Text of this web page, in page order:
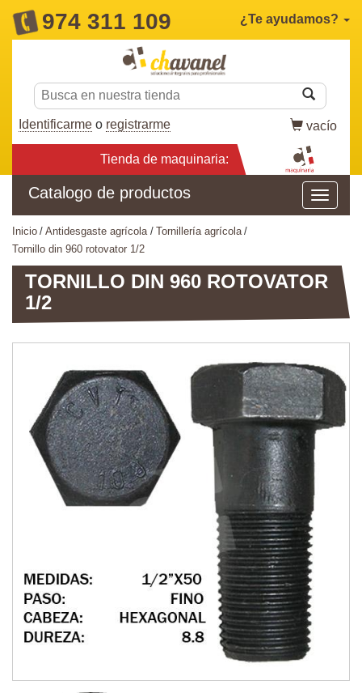
974 311 109 ¿Te ayudamos?
Identificarme o registrarme vacío
Tienda de maquinaria:
Catalogo de productos
inicio antidesgaste agrícola
tornillería agrícola
tornillo din 960 rotovator 1/2
TORNILLO DIN 960 ROTOVATOR
1/2